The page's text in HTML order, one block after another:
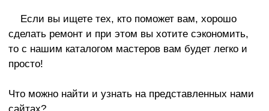
Если вы ищете тех, кто поможет вам, хорошо
сделать ремонт и при этом вы хотите сэкономить,
то с нашим каталогом мастеров вам будет легко и
просто!
Что можно найти и узнать на представленных нами
сайтах?